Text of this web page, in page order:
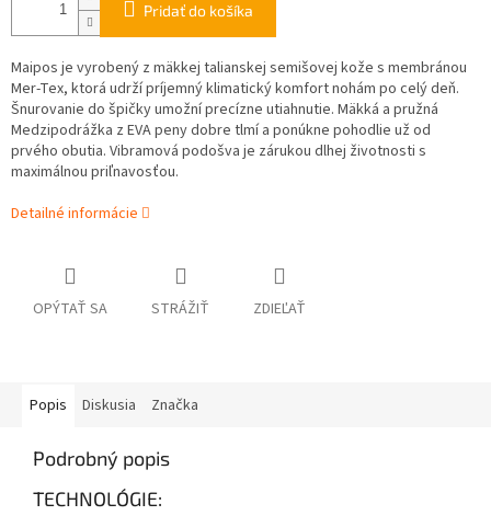
Pridať do košíka
Maipos je vyrobený z mäkkej talianskej semišovej kože s membránou
Mer-Tex, ktorá udrží príjemný klimatický komfort nohám po celý deň.
Šnurovanie do špičky umožní precízne utiahnutie. Mäkká a pružná
Medzipodrážka z EVA peny dobre tlmí a ponúkne pohodlie už od
prvého obutia. Vibramová podošva je zárukou dlhej životnosti s
maximálnou priľnavosťou.
Detailné informácie
OPÝTAŤ SA STRÁŽIŤ ZDIEĽAŤ
Popis Diskusia Značka
Podrobný popis
TECHNOLÓGIE: